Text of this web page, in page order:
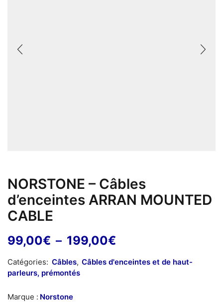
NORSTONE – Câbles
d’enceintes ARRAN MOUNTED
CABLE
99,00€ – 199,00€
prix :
Catégories: Câbles, Câbles d'enceintes et de haut-
parleurs, prémontés
Marque : Norstone